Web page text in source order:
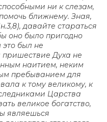
ни к слезам,
ближнему. Зная,
давайте стараться
оно было пригодно
был не
пришествие Духа не
наитием, неким
пребыванием для
к тому великому, к
Царства
великое богатство,
являешься